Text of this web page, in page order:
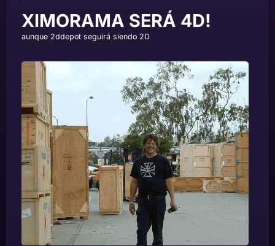
XIMORAMA SERÁ 4D!
aunque 2ddepot seguirá siendo 2D